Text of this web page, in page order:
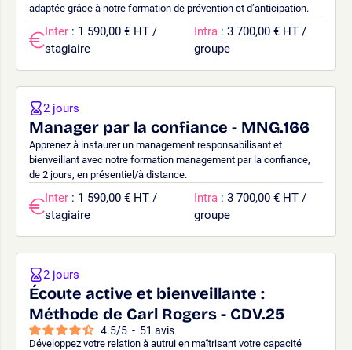
adaptée grâce à notre formation de prévention et d’anticipation.
Inter : 1 590,00 € HT /
stagiaire
Intra : 3 700,00 € HT /
groupe
Manager par la confiance - MNG.166
Apprenez à instaurer un management responsabilisant et
bienveillant avec notre formation management par la confiance,
de 2 jours, en présentiel/à distance.
2 jours
Inter : 1 590,00 € HT /
stagiaire
Intra : 3 700,00 € HT /
groupe
Écoute active et bienveillante :
Méthode de Carl Rogers - CDV.25
4.5/5 - 51 avis
Développez votre relation à autrui en maîtrisant votre capacité
2 jours